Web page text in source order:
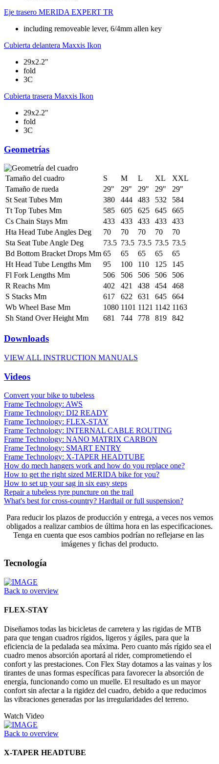
Eje trasero MERIDA EXPERT TR
including removeable lever, 6/4mm allen key
Cubierta delantera Maxxis Ikon
29x2.2"
fold
3C
Cubierta trasera Maxxis Ikon
29x2.2"
fold
3C
Geometrías
Tamaño del cuadro S M L XL
XXL
Tamaño de rueda
29" 29" 29" 29"
29"
St Seat Tubes Mm
380 444 483 532
584
Tt Top Tubes Mm
585 605 625 645
665
Cs Chain Stays Mm
433 433 433 433
433
Hta Head Tube Angles Deg
70 70 70 70
70
Sta Seat Tube Angle Deg
73.5 73.5 73.5 73.5 73.5
Bd Bottom Bracket Drops Mm 65 65 65 65
65
Ht Head Tube Lengths Mm
95 100 110 125
145
Fl Fork Lengths Mm
506 506 506 506
506
R Reachs Mm
402 421 438 454
468
S Stacks Mm
617 622 631 645
664
Wb Wheel Base Mm
1080 1101 1121 1142 1163
Sh Stand Over Height Mm
681 744 778 819 842
Downloads
VIEW ALL INSTRUCTION MANUALS
Videos
Convert your bike to tubeless
Frame Technology: AWS
Frame Technology: DI2 READY
Frame Technology: FLEX-STAY
Frame Technology: INTERNAL CABLE ROUTING
Frame Technology: NANO MATRIX CARBON
Frame Technology: SMART ENTRY
Frame Technology: X-TAPER HEADTUBE
How do mech hangers work and how do you replace one?
How to get the right sized MERIDA bike for you?
How to set up your sag in six easy steps
Repair a tubeless tyre puncture on the trail
What's best for cross-country? Hardtail or full suspension?
Para reducir los plazos de producción y entrega, a veces nos vemos
obligados a realizar cambios de última hora en las especificaciones.
Tenga en cuenta que esos cambios podrían no reflejarse en las
imágenes y fichas del producto.
Tecnología
Back to overview
FLEX-STAY
Diseñamos todas las bicicletas de carretera y las rigidas de MTB
para que tengan cuadros rígidos, ligeros y ágiles, para que la
eficiencia de la pedalada sea máxima. Pero cuanto más rígido sea el
cuadro menos absorción aportará al rider, comprometiendo el
confort y las prestaciones. Con Flex Stay dotamos a las vainas y los
tirantes de unas formas específicas para favorecer la absorción de
energía, funcionando como un muelle. El resultado es un mayor
confort sin afectar a la rigidez del cuadro, debido a que reducimos
las vibraciones generadas por las irregularidades del terreno.
Watch Video
Back to overview
X-TAPER HEADTUBE